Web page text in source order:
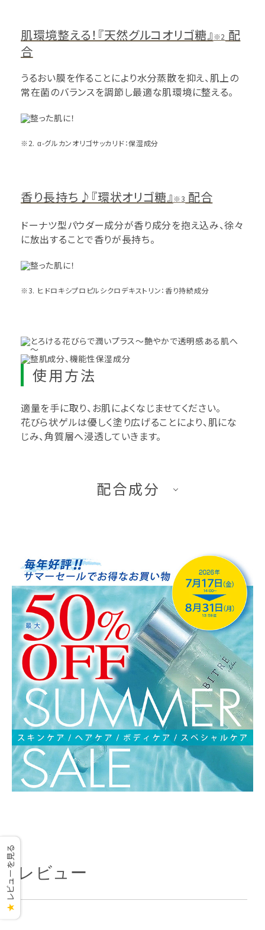
肌環境整える！『天然グルコオリゴ糖』※2 配
合
うるおい膜を作ることにより水分蒸散を抑え、肌上の
常在菌のバランスを調節し最適な肌環境に整える。
※2. α-グルカンオリゴサッカリド：保湿成分
香り長持ち♪『環状オリゴ糖』※3 配合
ドーナツ型パウダー成分が香り成分を抱え込み、徐々
に放出することで香りが長持ち。
※3. ヒドロキシプロピルシクロデキストリン：香り持続成分
使用方法
適量を手に取り、お肌によくなじませてください。
花びら状ゲルは優しく塗り広げることにより、肌にな
じみ、角質層へ浸透していきます。
配合成分
レビュー
★
レビューを見る